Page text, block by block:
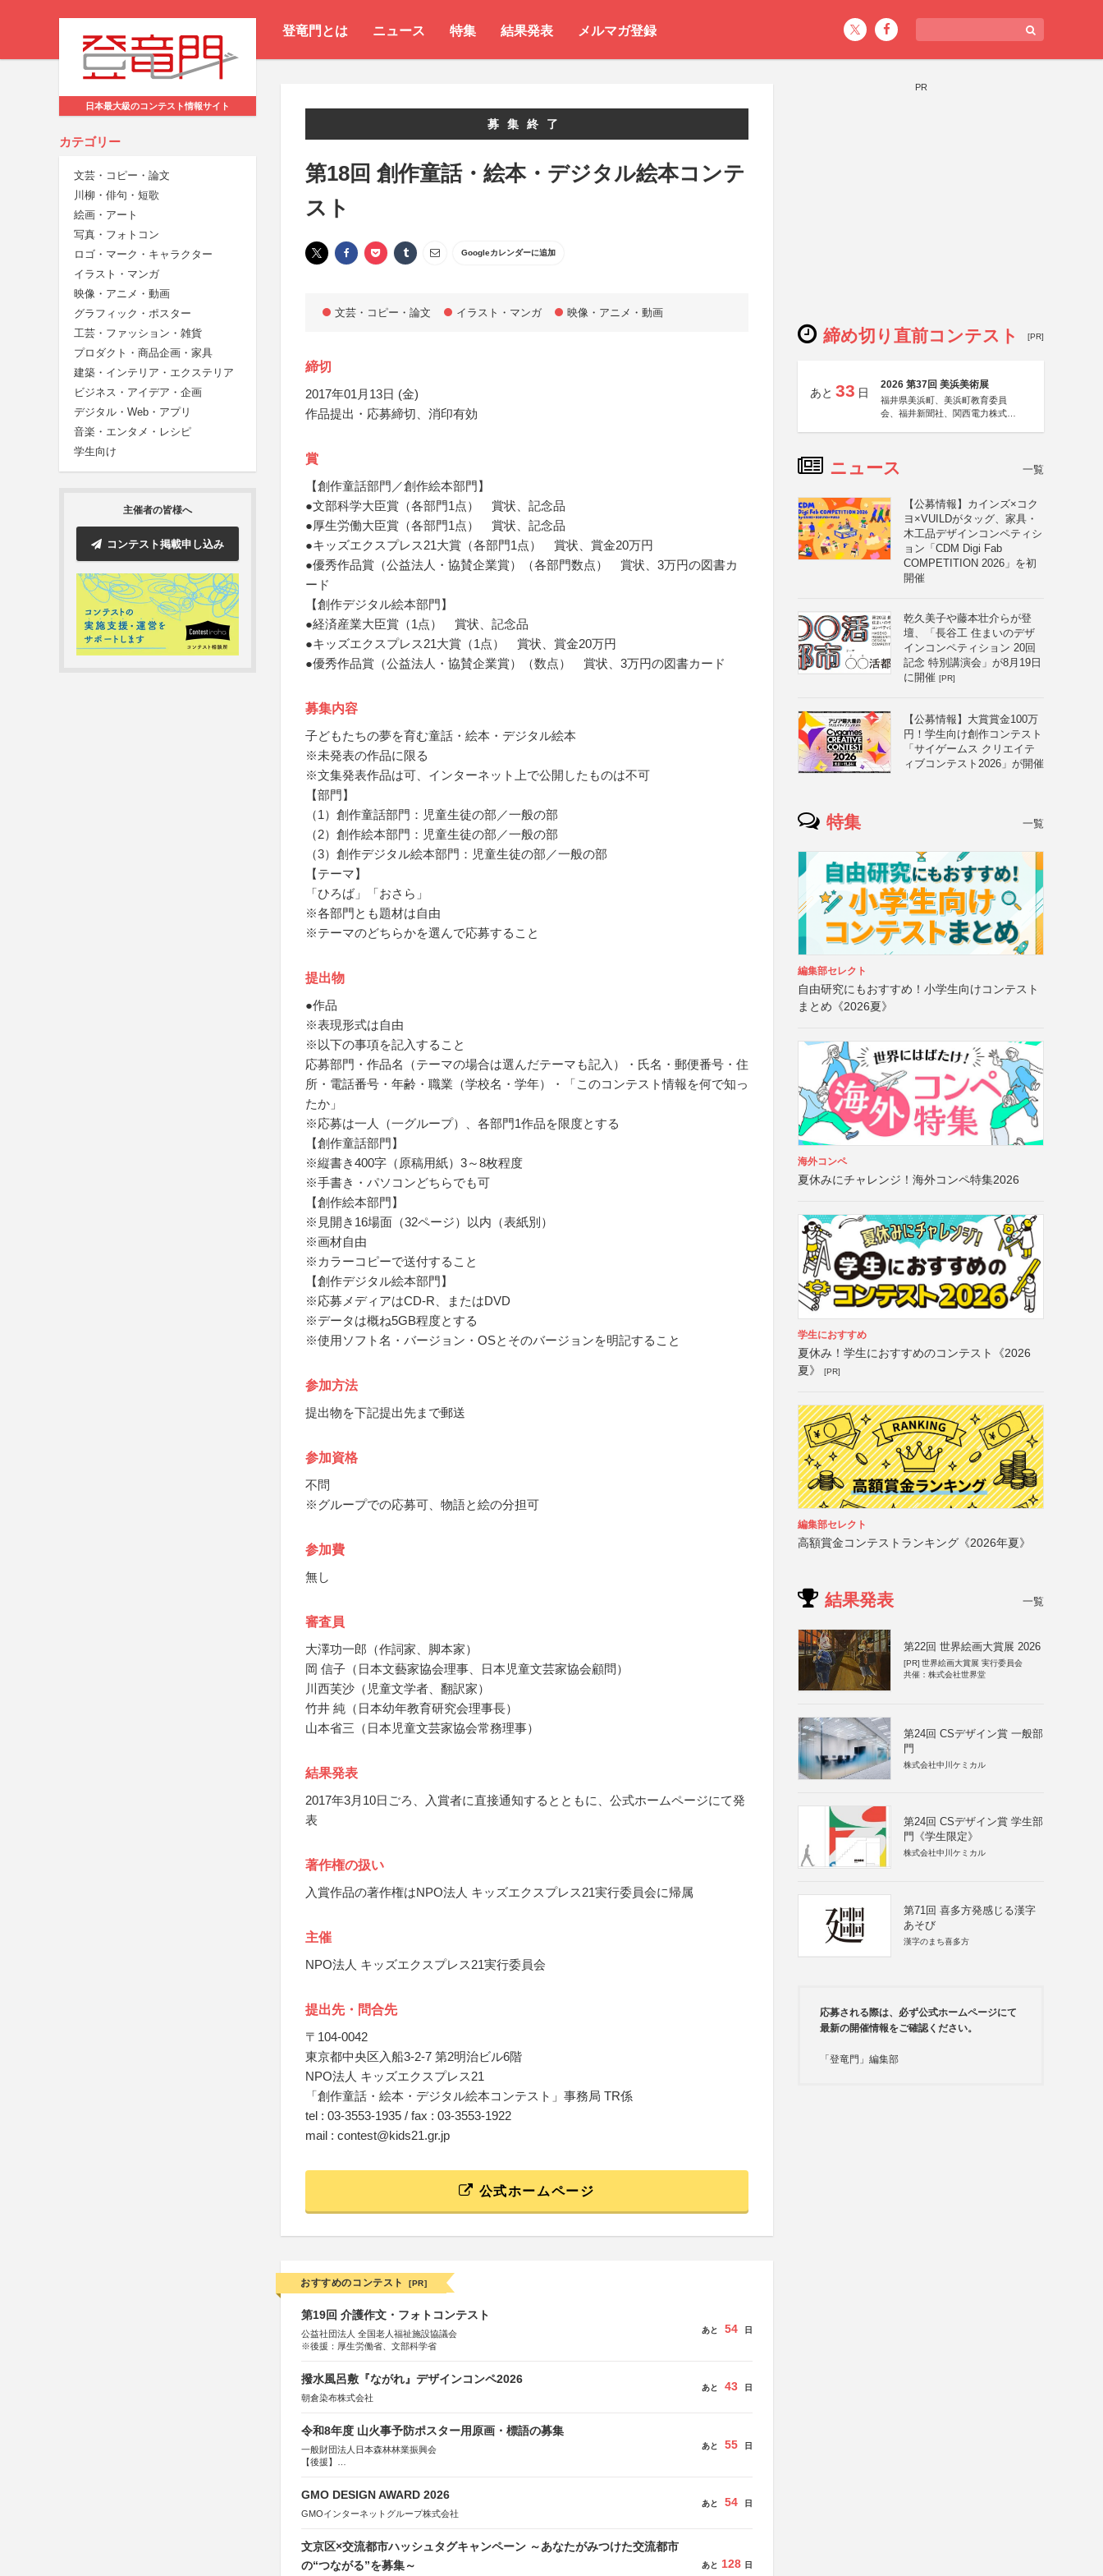
登竜門とは ニュース 特集 結果発表 メルマガ登録
日本最大級のコンテスト情報サイト
カテゴリー
文芸・コピー・論文
川柳・俳句・短歌
絵画・アート
写真・フォトコン
ロゴ・マーク・キャラクター
イラスト・マンガ
映像・アニメ・動画
グラフィック・ポスター
工芸・ファッション・雑貨
プロダクト・商品企画・家具
建築・インテリア・エクステリア
ビジネス・アイデア・企画
デジタル・Web・アプリ
音楽・エンタメ・レシピ
学生向け
主催者の皆様へ
コンテスト掲載申し込み
募集終了
第18回 創作童話・絵本・デジタル絵本コンテ
スト
Googleカレンダーに追加
文芸・コピー・論文 イラスト・マンガ 映像・アニメ・動画
締切
2017年01月13日 (金)
作品提出・応募締切、消印有効
賞
【創作童話部門／創作絵本部門】
●文部科学大臣賞（各部門1点） 賞状、記念品
●厚生労働大臣賞（各部門1点） 賞状、記念品
●キッズエクスプレス21大賞（各部門1点） 賞状、賞金20万円
●優秀作品賞（公益法人・協賛企業賞）（各部門数点） 賞状、3万円の図書カ
ード
【創作デジタル絵本部門】
●経済産業大臣賞（1点） 賞状、記念品
●キッズエクスプレス21大賞（1点） 賞状、賞金20万円
●優秀作品賞（公益法人・協賛企業賞）（数点） 賞状、3万円の図書カード
募集内容
子どもたちの夢を育む童話・絵本・デジタル絵本
※未発表の作品に限る
※文集発表作品は可、インターネット上で公開したものは不可
【部門】
（1）創作童話部門：児童生徒の部／一般の部
（2）創作絵本部門：児童生徒の部／一般の部
（3）創作デジタル絵本部門：児童生徒の部／一般の部
【テーマ】
「ひろば」「おさら」
※各部門とも題材は自由
※テーマのどちらかを選んで応募すること
提出物
●作品
※表現形式は自由
※以下の事項を記入すること
応募部門・作品名（テーマの場合は選んだテーマも記入）・氏名・郵便番号・住
所・電話番号・年齢・職業（学校名・学年）・「このコンテスト情報を何で知っ
たか」
※応募は一人（一グループ）、各部門1作品を限度とする
【創作童話部門】
※縦書き400字（原稿用紙）3～8枚程度
※手書き・パソコンどちらでも可
【創作絵本部門】
※見開き16場面（32ページ）以内（表紙別）
※画材自由
※カラーコピーで送付すること
【創作デジタル絵本部門】
※応募メディアはCD-R、またはDVD
※データは概ね5GB程度とする
※使用ソフト名・バージョン・OSとそのバージョンを明記すること
参加方法
提出物を下記提出先まで郵送
参加資格
不問
※グループでの応募可、物語と絵の分担可
参加費
無し
審査員
大澤功一郎（作詞家、脚本家）
岡 信子（日本文藝家協会理事、日本児童文芸家協会顧問）
川西芙沙（児童文学者、翻訳家）
竹井 純（日本幼年教育研究会理事長）
山本省三（日本児童文芸家協会常務理事）
結果発表
2017年3月10日ごろ、入賞者に直接通知するとともに、公式ホームページにて発
表
著作権の扱い
入賞作品の著作権はNPO法人 キッズエクスプレス21実行委員会に帰属
主催
NPO法人 キッズエクスプレス21実行委員会
提出先・問合先
〒104-0042
東京都中央区入船3-2-7 第2明治ビル6階
NPO法人 キッズエクスプレス21
「創作童話・絵本・デジタル絵本コンテスト」事務局 TR係
tel : 03-3553-1935 / fax : 03-3553-1922
mail : contest@kids21.gr.jp
公式ホームページ
おすすめのコンテスト [PR]
第19回 介護作文・フォトコンテスト
公益社団法人 全国老人福祉施設協議会
※後援：厚生労働省、文部科学省
あと 54 日
撥水風呂敷『ながれ』デザインコンペ2026
朝倉染布株式会社
あと 43 日
令和8年度 山火事予防ポスター用原画・標語の募集
一般財団法人日本森林林業振興会
【後援】
あと 55 日
GMO DESIGN AWARD 2026
GMOインターネットグループ株式会社
あと 54 日
文京区×交流都市ハッシュタグキャンペーン ～あなたがみつけた交流都市
の“つながる”を募集～
あと 128 日
PR
締め切り直前コンテスト [PR]
あと 33 日
2026 第37回 美浜美術展
福井県美浜町、美浜町教育委員
会、福井新聞社、関西電力株式会
ニュース 一覧
【公募情報】カインズ×コク
ヨ×VUILDがタッグ、家具・
木工品デザインコンペティシ
ョン「CDM Digi Fab
COMPETITION 2026」を初
開催
乾久美子や藤本壮介らが登
壇、「長谷工 住まいのデザ
インコンペティション 20回
記念 特別講演会」が8月19日
に開催 [PR]
【公募情報】大賞賞金100万
円！学生向け創作コンテスト
「サイゲームス クリエイテ
ィブコンテスト2026」が開催
特集 一覧
編集部セレクト
自由研究にもおすすめ！小学生向けコンテスト
まとめ《2026夏》
海外コンペ
夏休みにチャレンジ！海外コンペ特集2026
学生におすすめ
夏休み！学生におすすめのコンテスト《2026
夏》
[PR]
編集部セレクト
高額賞金コンテストランキング《2026年夏》
結果発表 一覧
第22回 世界絵画大賞展 2026
[PR] 世界絵画大賞展 実行委員会
共催：株式会社世界堂
第24回 CSデザイン賞 一般部
門
株式会社中川ケミカル
第24回 CSデザイン賞 学生部
門《学生限定》
株式会社中川ケミカル
第71回 喜多方発感じる漢字
あそび
漢字のまち喜多方
応募される際は、必ず公式ホームページにて
最新の開催情報をご確認ください。
「登竜門」編集部